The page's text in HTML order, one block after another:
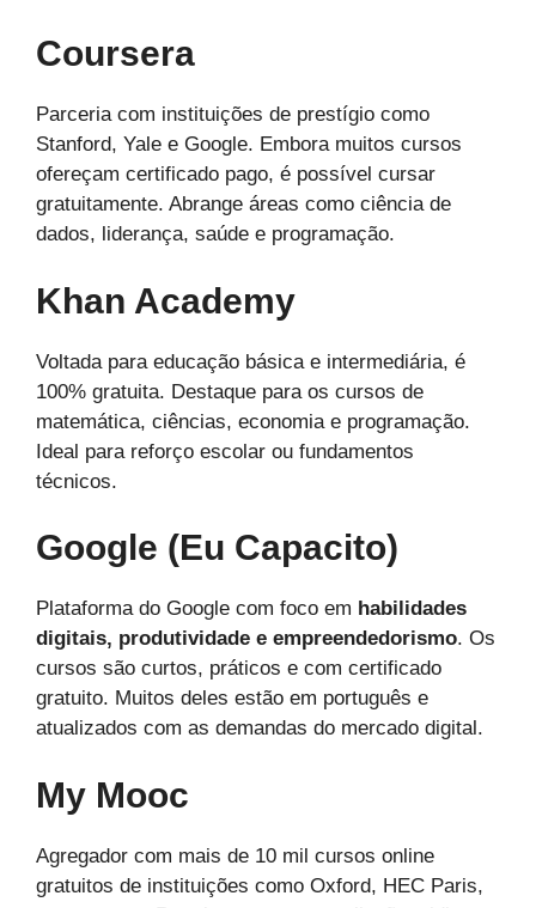
Coursera
Parceria com instituições de prestígio como
Stanford, Yale e Google. Embora muitos cursos
ofereçam certificado pago, é possível cursar
gratuitamente. Abrange áreas como ciência de
dados, liderança, saúde e programação.
Khan Academy
Voltada para educação básica e intermediária, é
100% gratuita. Destaque para os cursos de
matemática, ciências, economia e programação.
Ideal para reforço escolar ou fundamentos
técnicos.
Google (Eu Capacito)
Plataforma do Google com foco em habilidades
digitais, produtividade e empreendedorismo. Os
cursos são curtos, práticos e com certificado
gratuito. Muitos deles estão em português e
atualizados com as demandas do mercado digital.
My Mooc
Agregador com mais de 10 mil cursos online
gratuitos de instituições como Oxford, HEC Paris,